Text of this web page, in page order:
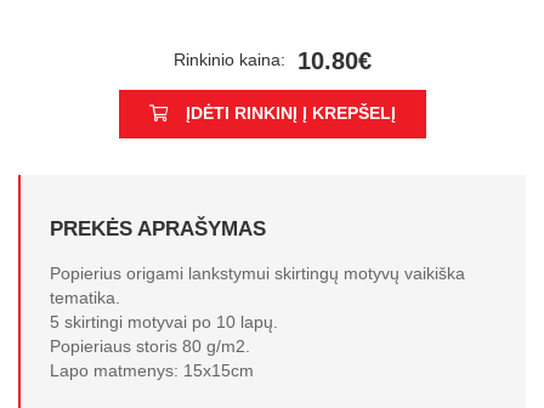
Rinkinio kaina: 10.80€
ĮDĖTI RINKINĮ Į KREPŠELĮ
PREKĖS APRAŠYMAS
Popierius origami lankstymui skirtingų motyvų vaikiška
tematika.
5 skirtingi motyvai po 10 lapų.
Popieriaus storis 80 g/m2.
Lapo matmenys: 15x15cm